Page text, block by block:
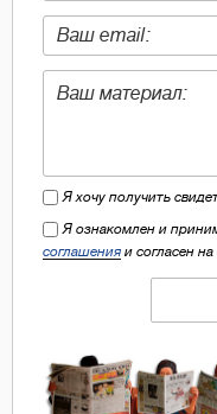
Я хочу получить
Я ознакомлен и
соглашения и согласен